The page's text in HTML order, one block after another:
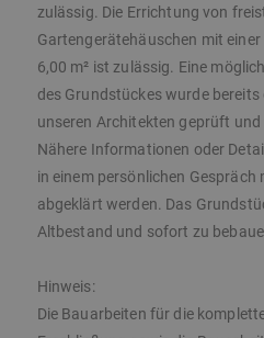
zulässig. Die Errichtung von
Gartengerätehäuschen mit einer
6,00 m² ist zulässig. Eine
des Grundstückes wurde bereits
unseren Architekten geprüft und
Nähere Informationen oder
in einem persönlichen Gespräch
abgeklärt werden. Das
Altbestand und sofort zu
Hinweis:
Die Bauarbeiten für die